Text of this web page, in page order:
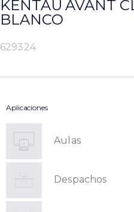
KENTAU AVANT
BLANCO
629324
Aplicaciones
Aulas
Despachos